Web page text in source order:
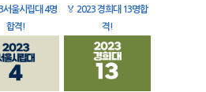
서울시립대 4명
합격!
🏅 2023 경희대 13명합
격!